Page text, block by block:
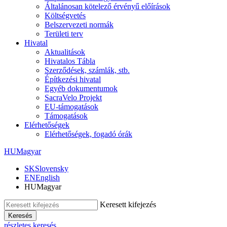
Általánosan kötelező érvényű előírások
Költségvetés
Belszervezeti normák
Területi terv
Hivatal
Aktualitások
Hivatalos Tábla
Szerződések, számlák, stb.
Építkezési hivatal
Egyéb dokumentumok
SacraVelo Projekt
EU-támogatások
Támogatások
Elérhetőségek
Elérhetőségek, fogadó órák
HUMagyar
SKSlovensky
ENEnglish
HUMagyar
Keresett kifejezés
Keresés
részletes keresés